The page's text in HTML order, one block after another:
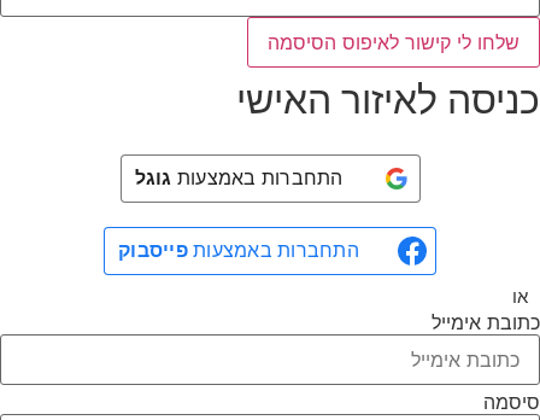
שלחו לי קישור לאיפוס הסיסמה
כניסה לאיזור האישי
התחברות באמצעות גוגל
התחברות באמצעותפייסבוק
או
כתובת אימייל
סיסמה